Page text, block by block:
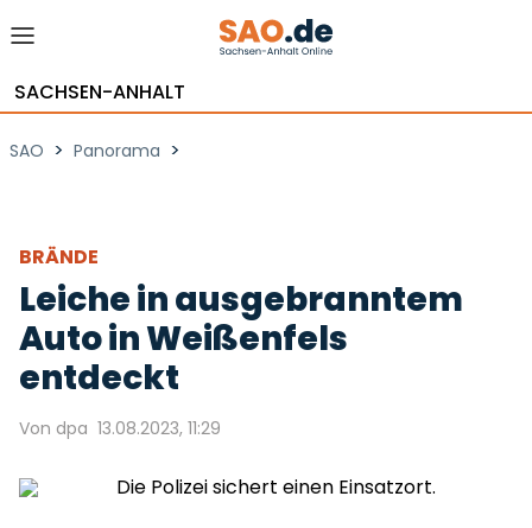
SACHSEN-ANHALT
SAO > Panorama >
BRÄNDE
Leiche in ausgebranntem
Auto in Weißenfels
entdeckt
Von dpa 13.08.2023, 11:29